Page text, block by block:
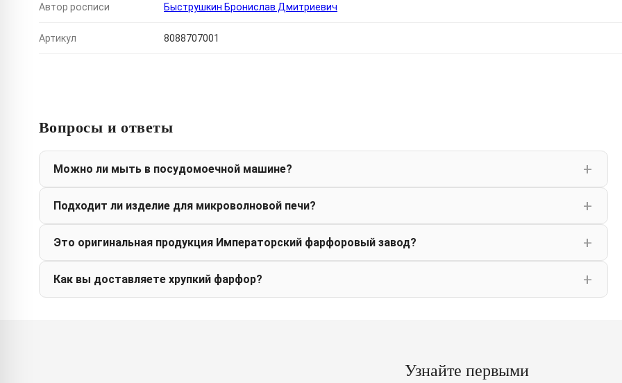
Автор росписи Быструшкин Бронислав Дмитриевич
Артикул 8088707001
Вопросы и ответы
Можно ли мыть в посудомоечной машине?
Подходит ли изделие для микроволновой печи?
Это оригинальная продукция Императорский фарфоровый завод?
Как вы доставляете хрупкий фарфор?
Узнайте первыми